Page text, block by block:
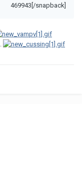
469943[/snapback]